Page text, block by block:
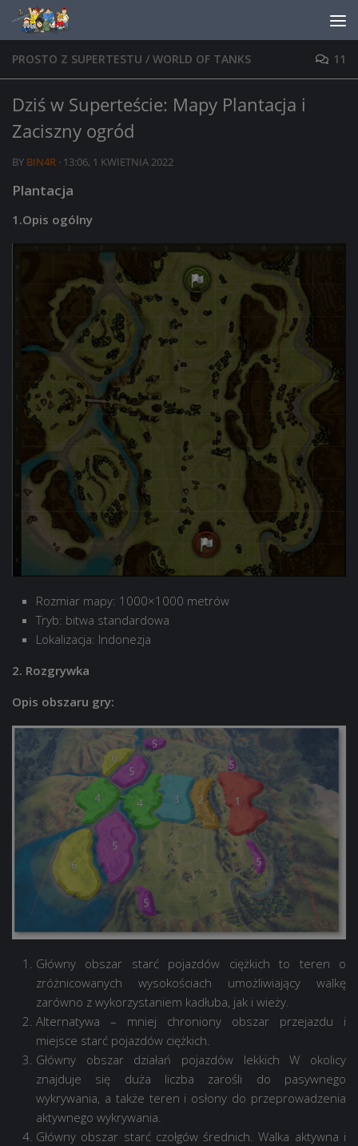
Skip to content
PROSTO Z SUPERTESTU / WORLD OF TANKS 11
Dziś w Superteście: Mapy Plantacja i
Zaciszny ogród
BY BIN4R · 13:06, 1 KWIETNIA 2022
Plantacja
1.Opis ogólny
Rozmiar mapy: 1000×1000 metrów
Tryb: bitwa standardowa
Lokalizacja: Indonezja
2. Rozgrywka
Opis obszaru gry:
Główny obszar starć pojazdów ciężkich to teren o
zróżnicowanych wysokościach umożliwiający walkę
zarówno z wykorzystaniem kadłuba, jak i wieży.
Alternatywa – mniej chroniony obszar przejazdu i
miejsce starć pojazdów ciężkich.
Główny obszar działań pojazdów lekkich W okolicy
znajduje się duża liczba zarośli do pasywnego
wykrywania, a także teren i osłony do przeprowadzenia
aktywnego wykrywania.
Główny obszar starć czołgów średnich. Walka aktywna i